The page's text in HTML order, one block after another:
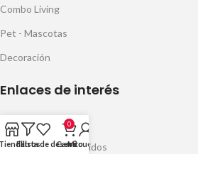
Combo Living
Pet - Mascotas
Decoración
Enlaces de interés
Tienda
Seguimiento de pedidos
Filtros
Lista de deseos
0
Carrito
Mi cuenta